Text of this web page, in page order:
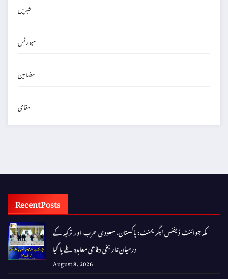
خبریں
سپورٹس
مضامین
مقامی
Recent Posts
مکہ جوائنٹ ڈیفنس ایگریمنٹ: پاکستان، سعودی عرب اور ترکیہ کے
درمیان تاریخی دفاعی معاہدہ طے پا گیا
August 8, 2026